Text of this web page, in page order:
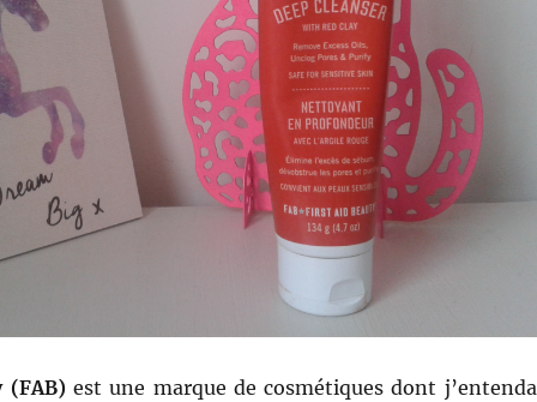
(FAB)est une marque de cosmétiques dont